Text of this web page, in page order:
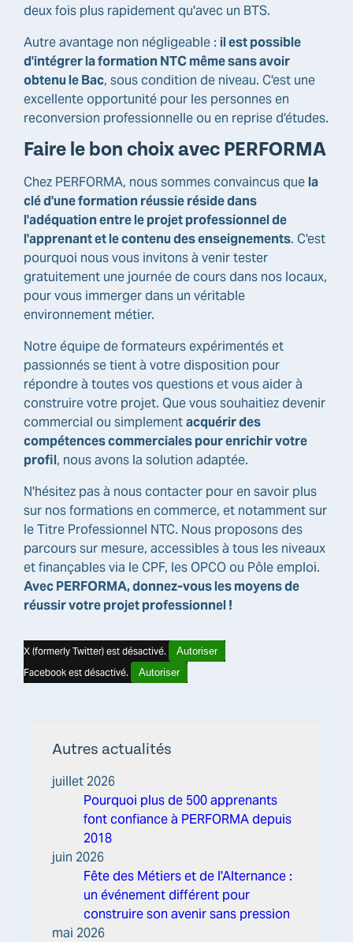
deux fois plus rapidement qu'avec un BTS.
Autre avantage non négligeable : il est possible
d'intégrer la formation NTC même sans avoir
obtenu le Bac, sous condition de niveau. C'est une
excellente opportunité pour les personnes en
reconversion professionnelle ou en reprise d'études.
Faire le bon choix avec PERFORMA
Chez PERFORMA, nous sommes convaincus que la
clé d'une formation réussie réside dans
l'adéquation entre le projet professionnel de
l'apprenant et le contenu des enseignements. C'est
pourquoi nous vous invitons à venir tester
gratuitement une journée de cours dans nos locaux,
pour vous immerger dans un véritable
environnement métier.
Notre équipe de formateurs expérimentés et
passionnés se tient à votre disposition pour
répondre à toutes vos questions et vous aider à
construire votre projet. Que vous souhaitiez devenir
commercial ou simplementacquérir des
compétences commerciales pour enrichir votre
profil, nous avons la solution adaptée.
N'hésitez pas à nous contacter pour en savoir plus
sur nos formations en commerce, et notamment sur
le Titre Professionnel NTC. Nous proposons des
parcours sur mesure, accessibles à tous les niveaux
et finançables via le CPF, les OPCO ou Pôle emploi.
Avec PERFORMA, donnez-vous les moyens de
réussir votre projet professionnel !
X (formerly Twitter) est désactivé.
Autoriser
Facebook est désactivé.
Autoriser
Autres actualités
juillet 2026
Pourquoi plus de 500 apprenants
font confiance à PERFORMA depuis
2018
juin 2026
Fête des Métiers et de l'Alternance :
un événement différent pour
construire son avenir sans pression
mai 2026